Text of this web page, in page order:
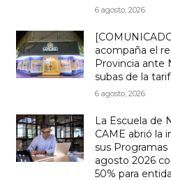
6 agosto, 2026
acompaña el
Provincia ante
subas de la
6 agosto, 2026
La Escuela de
CAME abrió la
sus
agosto 2026
50% para